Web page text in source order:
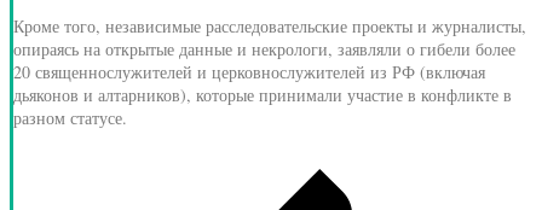
Кроме того, независимые расследовательские проекты и журналисты,
опираясь на открытые данные и некрологи, заявляли о гибели более
20 священнослужителей и церковнослужителей из РФ (включая
дьяконов и алтарников), которые принимали участие в конфликте в
разном статусе.